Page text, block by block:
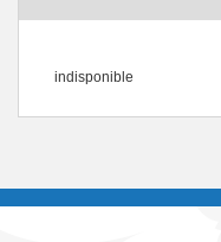
indisponible